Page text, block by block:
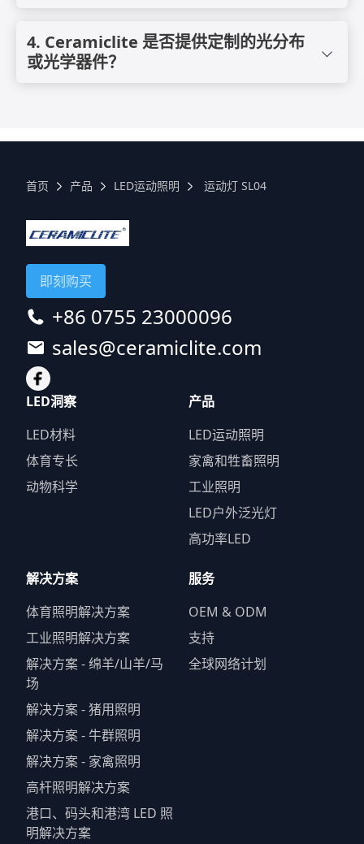
育照明标准，提供高流明输出、出色的均匀性、低眩光和无闪烁性
能，适用于高清和广播级环境。
4. Ceramiclite 是否提供定制的光分布
或光学器件？
首页 产品 LED运动照明 运动灯 SL04
即刻购买
+86 0755 23000096
sales@ceramiclite.com
LED洞察
LED材料
体育专长
动物科学
产品
LED运动照明
家禽和牲畜照明
工业照明
LED户外泛光灯
高功率LED
解决方案
体育照明解决方案
工业照明解决方案
解决方案 - 绵羊/山羊/马
场
解决方案 - 猪用照明
解决方案 - 牛群照明
解决方案 - 家禽照明
高杆照明解决方案
港口、码头和港湾 LED 照
明解决方案
服务
OEM & ODM
支持
全球网络计划